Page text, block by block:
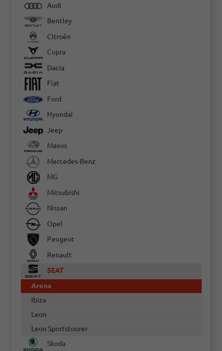
Audi
Bentley
Citroën
Cupra
Dacia
Fiat
Ford
Hyundai
Jeep
Maxus
Mercedes-Benz
MG
Mitsubishi
Nissan
Opel
Peugeot
Renault
SEAT
Arona
Ibiza
Leon
Leon Sportstourer
Skoda